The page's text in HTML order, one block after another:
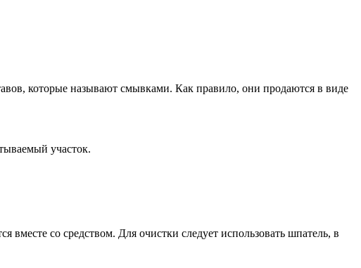
которые называют смывками. Как правило, они продаются в виде
участок.
со средством. Для очистки следует использовать шпатель, в